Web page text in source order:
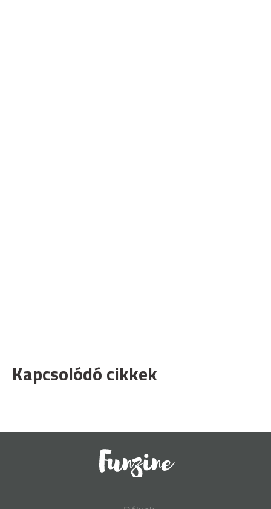
Kapcsolódó cikkek